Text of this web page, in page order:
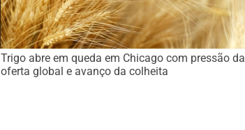
Trigo abre em queda em Chicago com pressão da
oferta global e avanço da colheita